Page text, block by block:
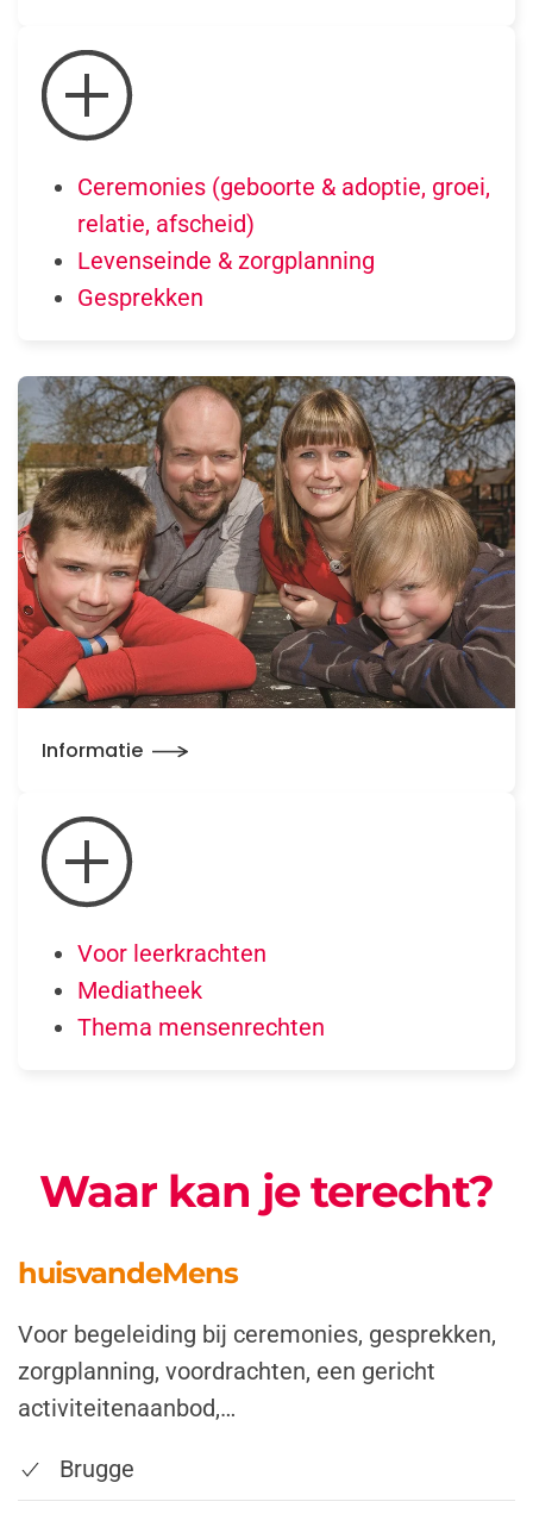
Ceremonies (geboorte & adoptie, groei,
relatie, afscheid)
Levenseinde & zorgplanning
Gesprekken
Informatie
Voor leerkrachten
Mediatheek
Thema mensenrechten
Waar kan je terecht?
huisvandeMens
Voor begeleiding bij ceremonies, gesprekken,
zorgplanning, voordrachten, een gericht
activiteitenaanbod,…
Brugge